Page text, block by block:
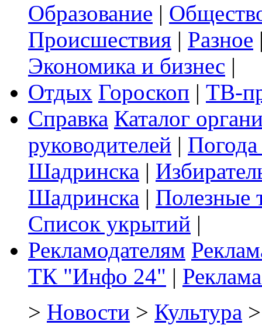
Образование |
Происшествия | Разное
Экономика и бизнес |
Отдых Гороскоп | ТВ-
Справка Каталог
руководителей |
Шадринска |
Шадринска | Полезные
Список укрытий |
Рекламодателям
ТК "Инфо 24" |
> Новости > Культура